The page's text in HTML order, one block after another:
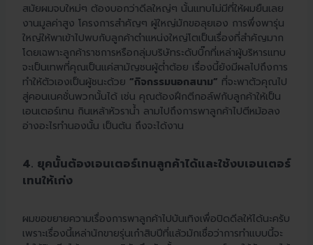
สมัยผมจบใหม่ๆ ต้องบอกว่าดีลใหญ่ๆ นั้นแทบไม่มีที่ให้ผมยืนเลย
งานมูลค่าสูง โครงการสำคัญๆ ผู้ใหญ่มักขอลุยเอง การพึ่งพารุ่น
ใหญ่ให้พาเข้าไปพบกับลูกค้าตำแหน่งใหญ่โตเป็นเรื่องที่สำคัญมาก
โดยเฉพาะลูกค้าราชการหรือกลุ่มบริษัทระดับบิ๊กที่เหล่าผู้บริหารแทบ
จะเป็นเทพที่คุณเป็นแค่สามัญชนผู้ต่ำต้อย เรื่องนี้ยังมีผลไปถึงการ
ทำให้ตัวเองเป็นผู้ชนะด้วย “กิจกรรมนอกสนาม” ที่จะพาตัวคุณไป
สู่คอนเนคชั่นพวกนั้นได้ เช่น คุณต้องฝึกตีกอล์ฟกับลูกค้าให้เป็น
เอนเตอร์เทน กินเหล้าหัวราน้ำ ลามไปถึงการพาลูกค้าไปตีหม้อลง
อ่างอะไรทำนองนั้น เป็นต้น ถึงจะได้งาน
4. ยุคนั้นต้องเอนเตอร์เทนลูกค้าได้และใช้งบเอนเตอร์
เทนให้เก่ง
ผมขอขยายความเรื่องการพาลูกค้าไปบันเทิงเพื่อปิดดีลให้ได้นะครับ
เพราะเรื่องนี้เหล่านักขายรุ่นเก๋าสิบปีที่แล้วมักเชื่อว่าการทำแบบนี้จะ